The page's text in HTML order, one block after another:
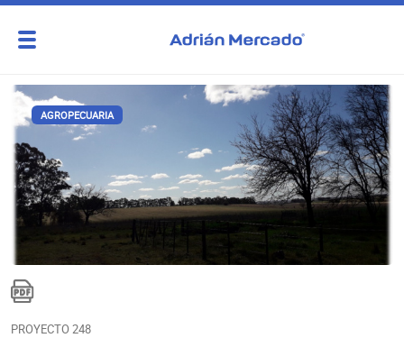
AGROPECUARIA
PROYECTO 248